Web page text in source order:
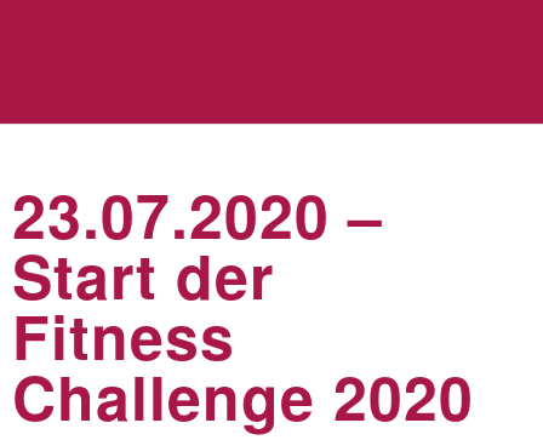
23.07.2020 –
Start der
Fitness
Challenge 2020